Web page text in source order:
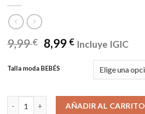
9,99€ 8,99 € Incluye IGIC
Talla moda BEBÉS
BODY BEBÉ MAYORAL cantidad
AÑADIR AL CARRITO